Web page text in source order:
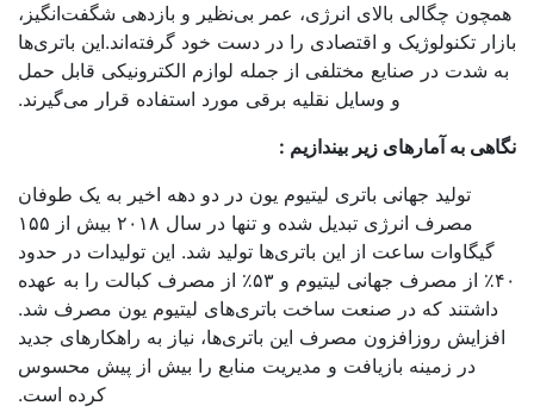
چگالی بالای انرژی، عمر بی‌نظیر و بازدهی شگفت‌انگیز،
تکنولوژیک و اقتصادی را در دست خود گرفته‌اند.این باتری‌ها
شدت در صنایع مختلفی از جمله لوازم الکترونیکی قابل حمل
و وسایل نقلیه برقی مورد استفاده قرار می‌گیرند.
به آمارهای زیر بیندازیم :
تولید جهانی باتری لیتیوم یون در دو دهه اخیر به یک طوفان
مصرف انرژی تبدیل شده و تنها در سال ۲۰۱۸ بیش از ۱۵۵
گیگاوات ساعت از این باتری‌ها تولید شد. این تولیدات در حدود
۴۰٪ از مصرف جهانی لیتیوم و ۵۳٪ از مصرف کبالت را به عهده
داشتند که در صنعت ساخت باتری‌های لیتیوم یون مصرف شد.
روزافزون مصرف این باتری‌ها، نیاز به راهکارهای جدید
در زمینه بازیافت و مدیریت منابع را بیش از پیش محسوس
کرده است.